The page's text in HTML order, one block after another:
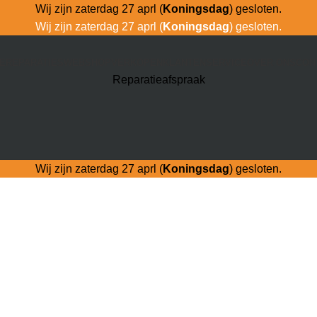
Wij zijn zaterdag 27 aprl (Koningsdag) gesloten.
Wij zijn zaterdag 27 aprl (Koningsdag) gesloten.
Reparatieafspraak
Wij zijn zaterdag 27 aprl (Koningsdag) gesloten.